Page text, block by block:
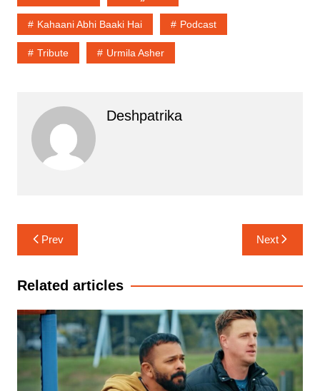
Kahaani Abhi Baaki Hai Podcast
Tribute Urmila Asher
Deshpatrika
Post
navigation
Prev Next
Related articles